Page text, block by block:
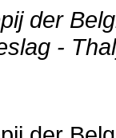
der
-